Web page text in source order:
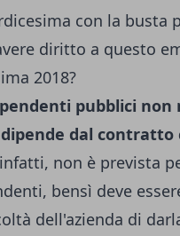
con la busta
diritto a questo
2018?
pubblici
dipende dal
non è prevista
bensì deve
dell'azienda di